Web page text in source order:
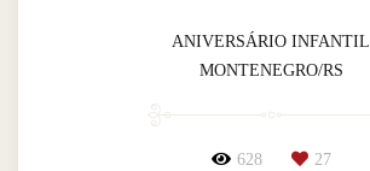
ANIVERSÁRIO INFANTIL
MONTENEGRO/RS
628 27